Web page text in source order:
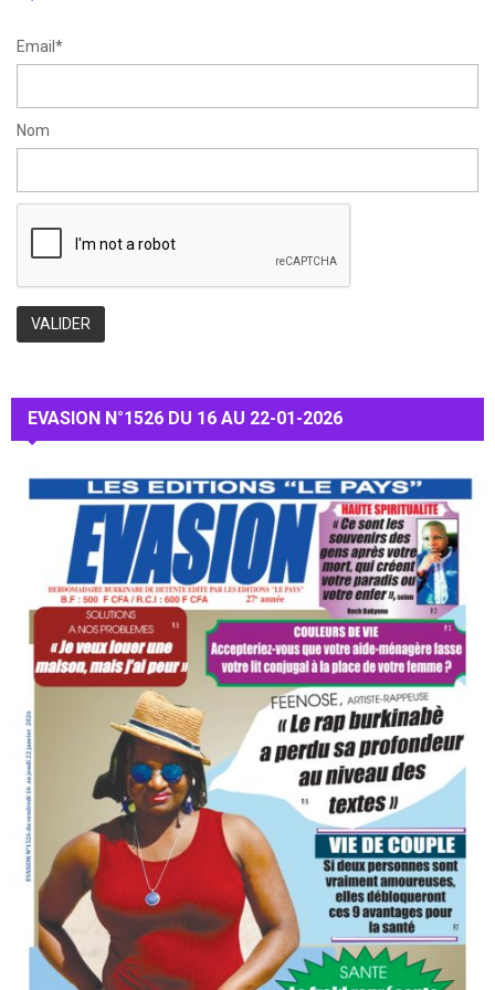
Email*
Nom
EVASION N°1526 DU 16 AU 22-01-2026